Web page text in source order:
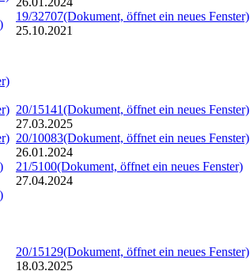
19/32707(Dokument, öffnet ein neues Fenster)
25.10.2021
20/15141(Dokument, öffnet ein neues Fenster)
27.03.2025
20/10083(Dokument, öffnet ein neues Fenster)
26.01.2024
21/5100(Dokument, öffnet ein neues Fenster)
27.04.2024
20/15129(Dokument, öffnet ein neues Fenster)
18.03.2025